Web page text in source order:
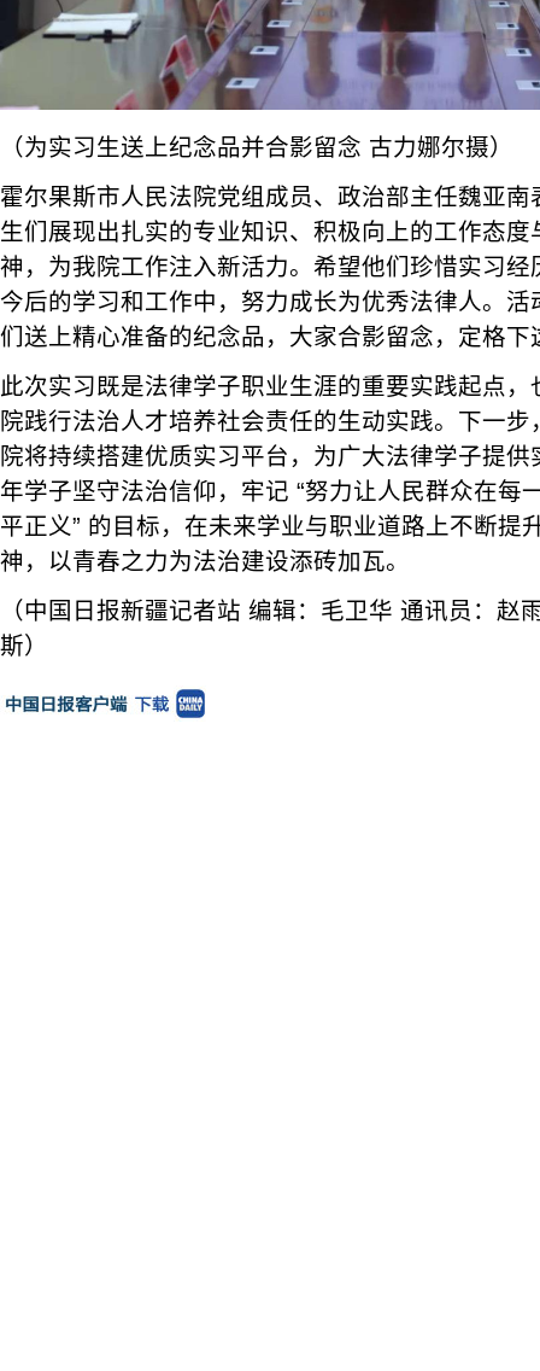
（为实习生送上纪念品并合影留念 古力娜尔摄）
霍尔果斯市人民法院党组成员、政治部主任魏亚
生们展现出扎实的专业知识、积极向上的工作态
神，为我院工作注入新活力。希望他们珍惜实习
今后的学习和工作中，努力成长为优秀法律人。
们送上精心准备的纪念品，大家合影留念，定格下
此次实习既是法律学子职业生涯的重要实践起点
院践行法治人才培养社会责任的生动实践。下一
院将持续搭建优质实习平台，为广大法律学子提
年学子坚守法治信仰，牢记 “努力让人民群众在每
平正义” 的目标，在未来学业与职业道路上不断提
神，以青春之力为法治建设添砖加瓦。
（中国日报新疆记者站 编辑：毛卫华 通讯员：赵
斯）